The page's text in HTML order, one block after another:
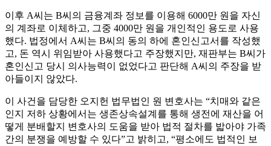
이후 A씨는 B씨의 금융계좌 정보를 이용해 6000만 원을 자신
의 계좌로 이체하고, 그중 4000만 원을 개인적인 용도로 사용
했다. 법정에서 A씨는 B씨의 동의 하에 혼인신고서를 작성했
고, 돈 역시 위임받아 사용했다고 주장했지만, 재판부는 B씨가
혼인신고 당시 의사능력이 없었다고 판단해 A씨의 주장을 받
아들이지 않았다.
이 사건을 담당한 오지헌 법무법인 원 변호사는 “치매와 같은
인지 저하 상황에서는 생존상속설계를 통해 생전에 재산을 어
떻게 분배할지 변호사의 도움을 받아 법적 절차를 밟아야 가족
간의 분쟁을 예방할 수 있다”고 밝히고, “평소에도 법적인 보